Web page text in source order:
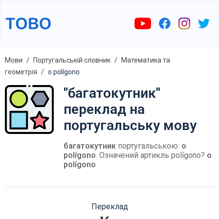
Мови Португальській словник
Математика та
геометрія
o polígono
"багатокутник"
переклад на
португальську мову
багатокутник португальською: o
polígono. Означений артикль polígono? o
polígono
Переклад